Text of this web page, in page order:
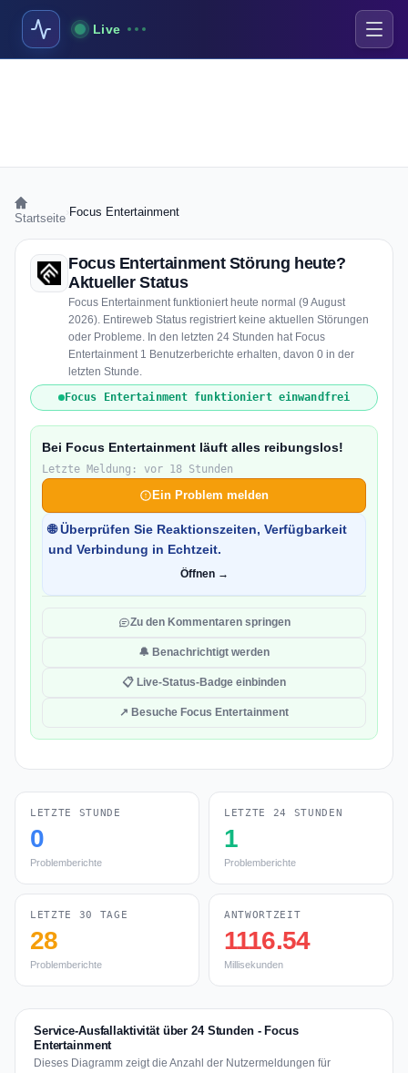
Live
Startseite Focus Entertainment
Focus Entertainment Störung heute?
Aktueller Status
Focus Entertainment funktioniert heute normal (9 August
2026). Entireweb Status registriert keine aktuellen Störungen
oder Probleme. In den letzten 24 Stunden hat Focus
Entertainment 1 Benutzerberichte erhalten, davon 0 in der
letzten Stunde.
Focus Entertainment funktioniert einwandfrei
Bei Focus Entertainment läuft alles reibungslos!
Letzte Meldung: vor 18 Stunden
Ein Problem melden
🌐 Überprüfen Sie Reaktionszeiten, Verfügbarkeit
und Verbindung in Echtzeit.
Öffnen →
Zu den Kommentaren springen
🔔 Benachrichtigt werden
📋 Live-Status-Badge einbinden
↗ Besuche Focus Entertainment
LETZTE STUNDE
0
Problemberichte
LETZTE 24 STUNDEN
1
Problemberichte
LETZTE 30 TAGE
28
Problemberichte
ANTWORTZEIT
1116.54
Millisekunden
Service-Ausfallaktivität über 24 Stunden - Focus
Entertainment
Dieses Diagramm zeigt die Anzahl der Nutzermeldungen für